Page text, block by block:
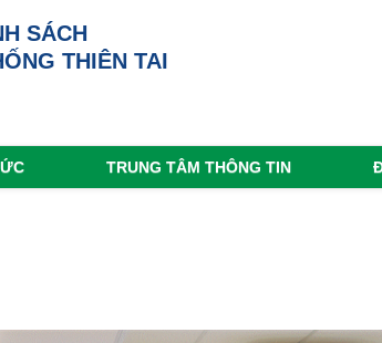
SÁCH
THIÊN TAI
TRUNG TÂM THÔNG TIN